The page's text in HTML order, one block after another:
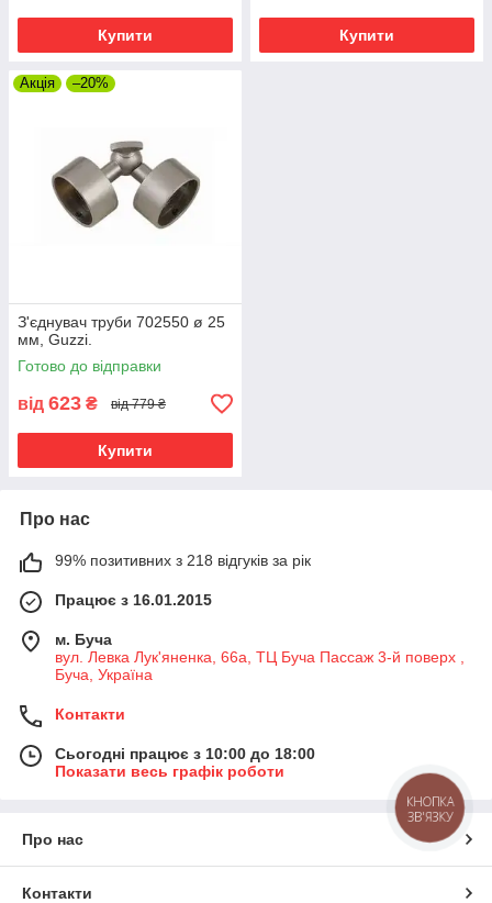
Купити Купити
Акція –20%
З'єднувач труби 702550 ø 25
мм, Guzzi.
Готово до відправки
від 623 ₴ від 779 ₴
Купити
Про нас
99% позитивних з 218 відгуків за рік
Працює з 16.01.2015
м. Буча
вул. Левка Лук'яненка, 66а, ТЦ Буча Пассаж 3-й поверх ,
Буча, Україна
Контакти
Сьогодні працює з 10:00 до 18:00
Показати весь графік роботи
Про нас
Контакти
КНОПКА
ЗВ'ЯЗКУ